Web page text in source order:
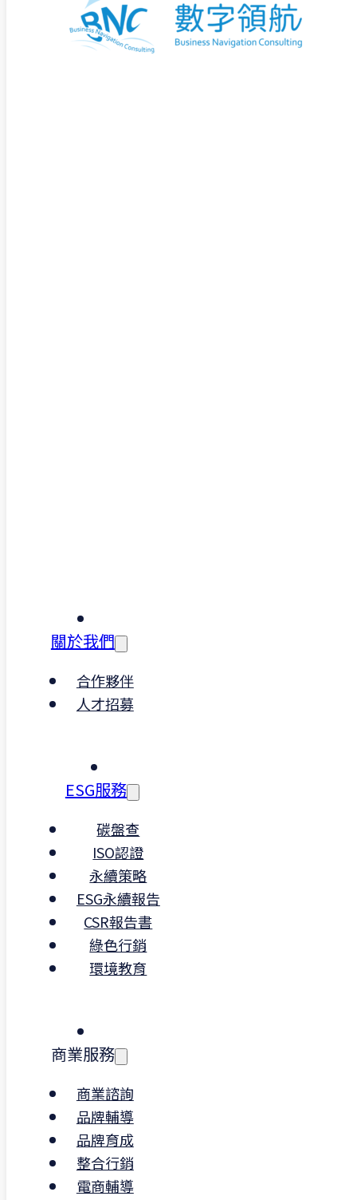
關於我們
合作夥伴
人才招募
ESG服務
碳盤查
ISO認證
永續策略
ESG永續報告
CSR報告書
綠色行銷
環境教育
商業服務
商業諮詢
品牌輔導
品牌育成
整合行銷
電商輔導
二、ISO 45001 認證：職業安全與健
建立安全工作環境
ISO 45001 是專注於職業安全與
的國際標準，適用於各行各業，
是長照機構和科技業等相對高風